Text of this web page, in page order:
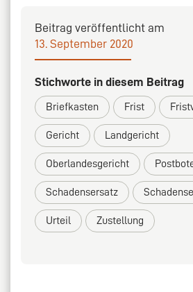
Beitrag veröffentlicht am
13. September 2020
Stichworte in diesem Beitrag
Briefkasten Frist
Gericht Landgericht
Oberlandesgericht
Schadensersatz
Urteil Zustellung